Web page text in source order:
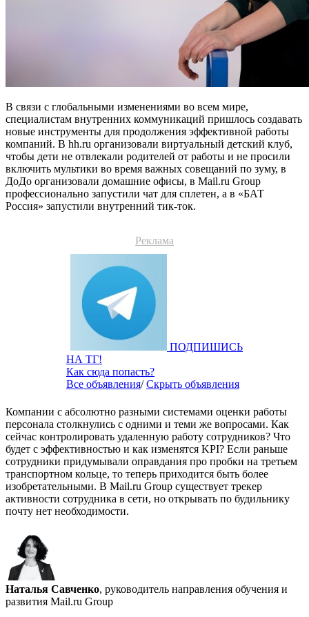
В связи с глобальными изменениями во всем мире,
специалистам внутренних коммуникаций пришлось создавать
новые инструменты для продолжения эффективной работы
компаний. В hh.ru организовали виртуальный детский клуб,
чтобы дети не отвлекали родителей от работы и не просили
включить мультики во время важных совещаний по зуму, в
ДоДо организовали домашние офисы, в Mail.ru Group
профессионально запустили чат для сплетен, а в «БАТ
Россия» запустили внутренний тик-ток.
Реклама
ПОДПИШИСЬ
НА ТГ!
Как сюда попасть?
Все объявления/Скрыть объявления
Компании с абсолютно разными системами оценки работы
персонала столкнулись с одними и теми же вопросами. Как
сейчас контролировать удаленную работу сотрудников? Что
будет с эффективностью и как изменятся KPI? Если раньше
сотрудники придумывали оправдания про пробки на третьем
транспортном кольце, то теперь приходится быть более
изобретательными. В Mail.ru Group существует трекер
активности сотрудника в сети, но открывать по будильнику
почту нет необходимости.
Наталья Савченко, руководитель направления обучения и
развития Mail.ru Group